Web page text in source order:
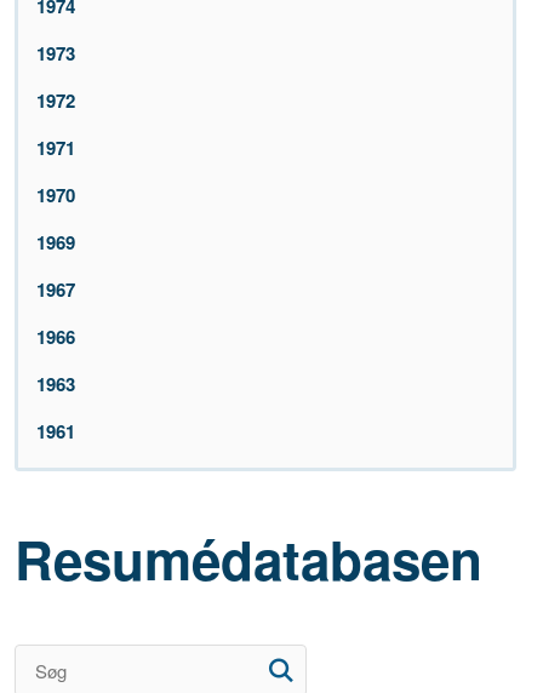
1974
1973
1972
1971
1970
1969
1967
1966
1963
1961
Resumédatabasen